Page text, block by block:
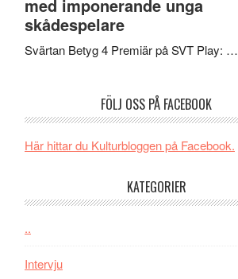
synas
i
tv4
styra
Mauri?
med imponerande unga
skådespelare
Svärtan Betyg 4 Premiär på SVT Play: …
FÖLJ OSS PÅ FACEBOOK
Här hittar du Kulturbloggen på Facebook.
KATEGORIER
..
Intervju